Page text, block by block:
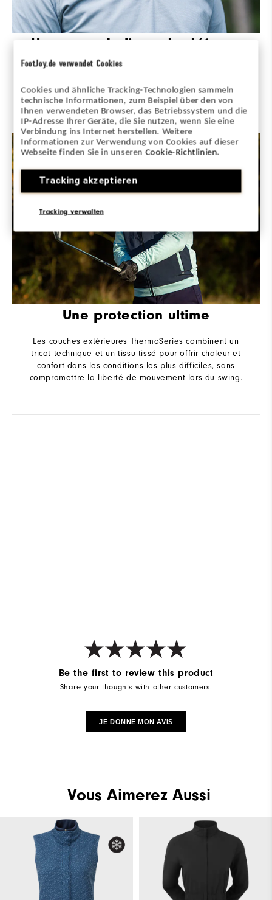
FootJoy.de verwendet Cookies
Cookies und ähnliche Tracking-Technologien sammeln
technische Informationen, zum Beispiel über den von
Ihnen verwendeten Browser, das Betriebssystem und die
IP-Adresse Ihrer Geräte, die Sie nutzen, wenn Sie eine
Verbindung ins Internet herstellen. Weitere
Informationen zur Verwendung von Cookies auf dieser
Webseite finden Sie in unserenCookie-Richtlinien.
Tracking akzeptieren
Tracking verwalten
Une seconde ligne de défense
Les couches intermédiaires Thermoseries sont légères
extensibles performants conçus pour garantir une
protection polyvalente contre les éléments lorsque les
conditions changent.
Une protection ultime
Les couches extérieures ThermoSeries combinent un
tricot technique et un tissu tissé pour offrir chaleur et
confort dans les conditions les plus difficiles, sans
compromettre la liberté de mouvement lors du swing.
Be the first to review this product
Share your thoughts with other customers.
JE DONNE MON AVIS
Vous Aimerez Aussi